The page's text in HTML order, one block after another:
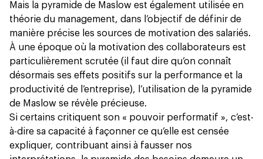
Mais la pyramide de Maslow est également utilisée en
théorie du management, dans l’objectif de définir de
manière précise les sources de motivation des salariés.
À une époque où la motivation des collaborateurs est
particulièrement scrutée (il faut dire qu’on connaît
désormais ses effets positifs sur la performance et la
productivité de l’entreprise), l’utilisation de la pyramide
de Maslow se révèle précieuse.
Si certains critiquent son « pouvoir performatif », c’est-
à-dire sa capacité à façonner ce qu’elle est censée
expliquer, contribuant ainsi à fausser nos